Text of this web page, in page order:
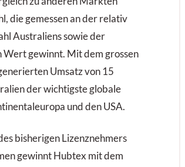
wuchs auf 4645.
die gemessen an der relativ
Australiens sowie der
Wert gewinnt. Mit dem grossen
Umsatz von 15
der wichtigste globale
und den USA.
bisherigen Lizenznehmers
gewinnt Hubtex mit dem